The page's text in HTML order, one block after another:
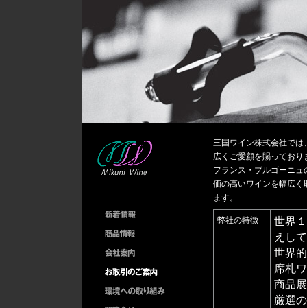
三国ワイン株式会社で
広くご愛顧を賜っており
フランス・ブルゴーニ
価の高いワインを幅広
ます。
弊社の特徴
世界
えし
世界
席札
商品
厳選